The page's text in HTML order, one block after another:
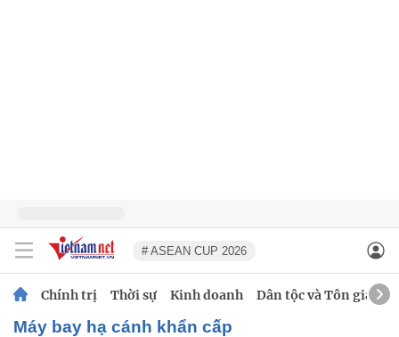
# ASEAN CUP 2026
Chính trị Thời sự Kinh doanh Dân tộc và Tôn giáo
Máy bay hạ cánh khẩn cấp